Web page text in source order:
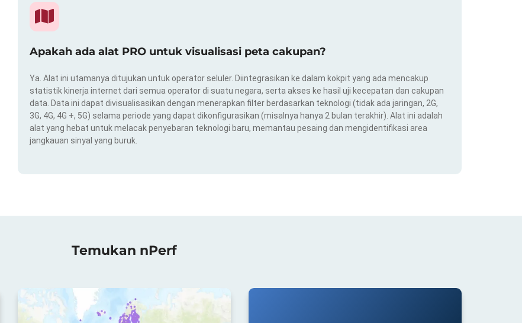
Apakah ada alat PRO untuk visualisasi peta cakupan?
Ya. Alat ini utamanya ditujukan untuk operator seluler. Diintegrasikan ke dalam kokpit yang ada mencakup
statistik kinerja internet dari semua operator di suatu negara, serta akses ke hasil uji kecepatan dan cakupan
data. Data ini dapat divisualisasikan dengan menerapkan filter berdasarkan teknologi (tidak ada jaringan, 2G,
3G, 4G, 4G +, 5G) selama periode yang dapat dikonfigurasikan (misalnya hanya 2 bulan terakhir). Alat ini adalah
alat yang hebat untuk melacak penyebaran teknologi baru, memantau pesaing dan mengidentifikasi area
jangkauan sinyal yang buruk.
Temukan nPerf